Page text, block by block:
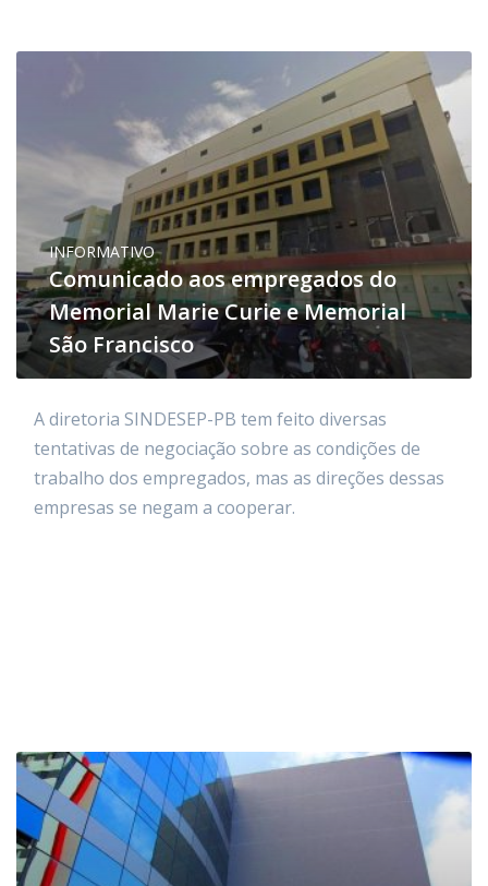
INFORMATIVO
Comunicado aos empregados do
Memorial Marie Curie e Memorial
São Francisco
A diretoria SINDESEP-PB tem feito diversas
tentativas de negociação sobre as condições de
trabalho dos empregados, mas as direções dessas
empresas se negam a cooperar.